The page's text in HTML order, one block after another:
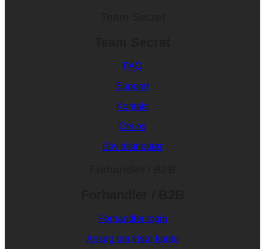
FAQ
Support
Kontakt
Om os
Bliv distributør
Forhandler login
Ansøg om frisør konto